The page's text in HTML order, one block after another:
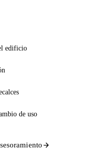
edificio
de uso